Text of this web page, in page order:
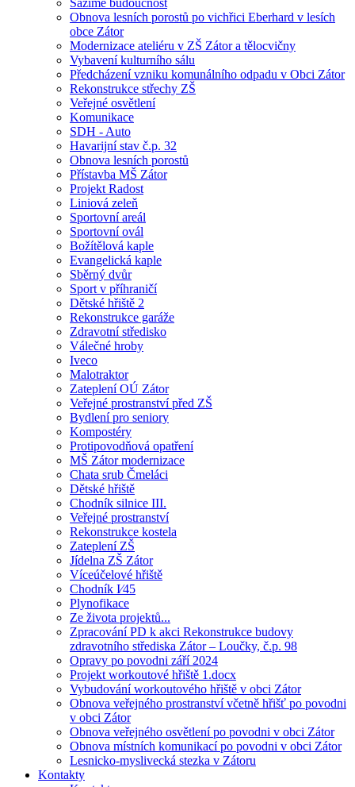
Sázíme budoucnost
Obnova lesních porostů po vichřici Eberhard v lesích
obce Zátor
Modernizace ateliéru v ZŠ Zátor a tělocvičny
Vybavení kulturního sálu
Předcházení vzniku komunálního odpadu v Obci Zátor
Rekonstrukce střechy ZŠ
Veřejné osvětlení
Komunikace
SDH - Auto
Havarijní stav č.p. 32
Obnova lesních porostů
Přístavba MŠ Zátor
Projekt Radost
Liniová zeleň
Sportovní areál
Sportovní ovál
Božítělová kaple
Evangelická kaple
Sběrný dvůr
Sport v příhraničí
Dětské hřiště 2
Rekonstrukce garáže
Zdravotní středisko
Válečné hroby
Iveco
Malotraktor
Zateplení OÚ Zátor
Veřejné prostranství před ZŠ
Bydlení pro seniory
Kompostéry
Protipovodňová opatření
MŠ Zátor modernizace
Chata srub Čmeláci
Dětské hřiště
Chodník silnice III.
Veřejné prostranství
Rekonstrukce kostela
Zateplení ZŠ
Jídelna ZŠ Zátor
Víceúčelové hřiště
Chodník I⁄45
Plynofikace
Ze života projektů...
Zpracování PD k akci Rekonstrukce budovy
zdravotního střediska Zátor – Loučky, č.p. 98
Opravy po povodni září 2024
Projekt workoutové hřiště 1.docx
Vybudování workoutového hřiště v obci Zátor
Obnova veřejného prostranství včetně hřišť po povodni
v obci Zátor
Obnova veřejného osvětlení po povodni v obci Zátor
Obnova místních komunikací po povodni v obci Zátor
Lesnicko-myslivecká stezka v Zátoru
Kontakty